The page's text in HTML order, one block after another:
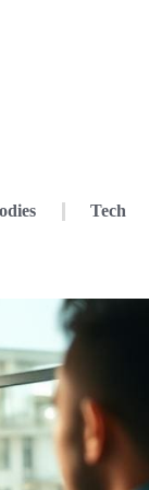
Tech